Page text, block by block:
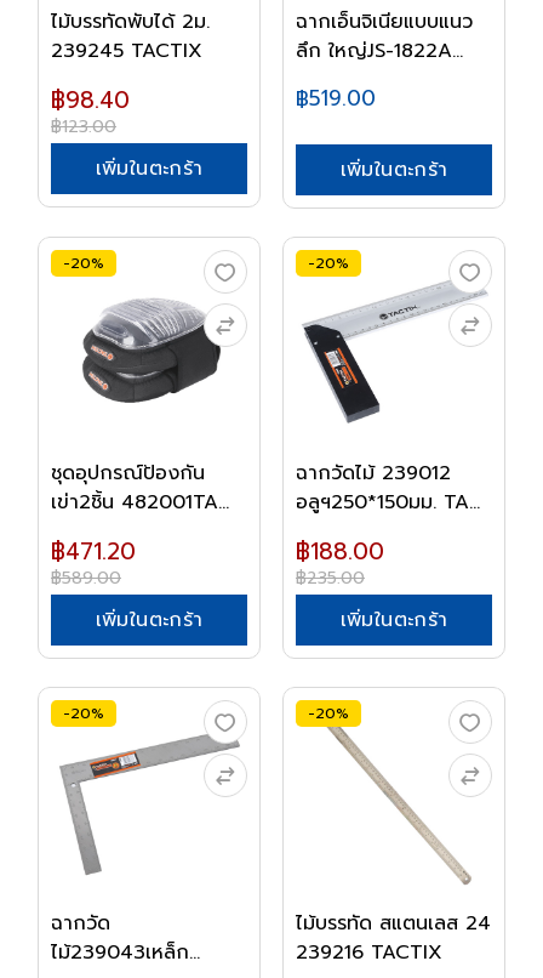
ไม้บรรทัดพับได้ 2ม.
239245 TACTIX
฿98.40
฿123.00
เพิ่มในตะกร้า
ฉากเอ็นจิเนียแบบแนว
ลึก ใหญ่JS-1822A...
฿519.00
เพิ่มในตะกร้า
-20%
ชุดอุปกรณ์ป้องกัน
เข่า2ชิ้น 482001TA...
฿471.20
฿589.00
เพิ่มในตะกร้า
-20%
ฉากวัดไม้ 239012
อลูฯ250*150มม. TA...
฿188.00
฿235.00
เพิ่มในตะกร้า
-20%
ฉากวัด
ไม้239043เหล็ก
-20%
ไม้บรรทัด สแตนเลส 24
239216 TACTIX